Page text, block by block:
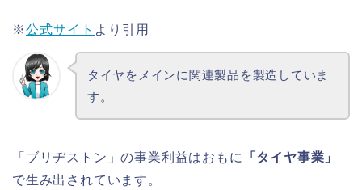
※公式サイト より引用
タイヤをメインに関連製品を製造していま
す。
「ブリヂストン」の事業利益はおもに
「タイヤ事業」
で生み出されています。